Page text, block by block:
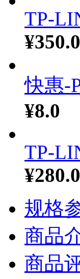
TP-
¥350.0
快惠-
¥8.0
TP-
¥280.0
规格
商品
商品